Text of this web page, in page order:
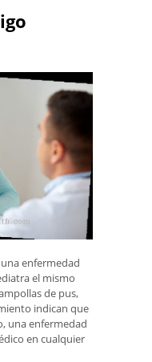
enfermedad
el mismo
de pus,
indican que
una enfermedad
en cualquier